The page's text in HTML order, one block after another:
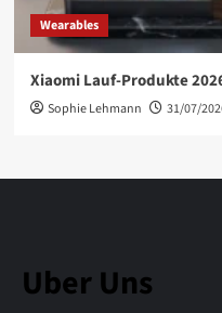
Wearables
Xiaomi Lauf-Produkte
Sophie Lehmann 31/07/
Uber Uns